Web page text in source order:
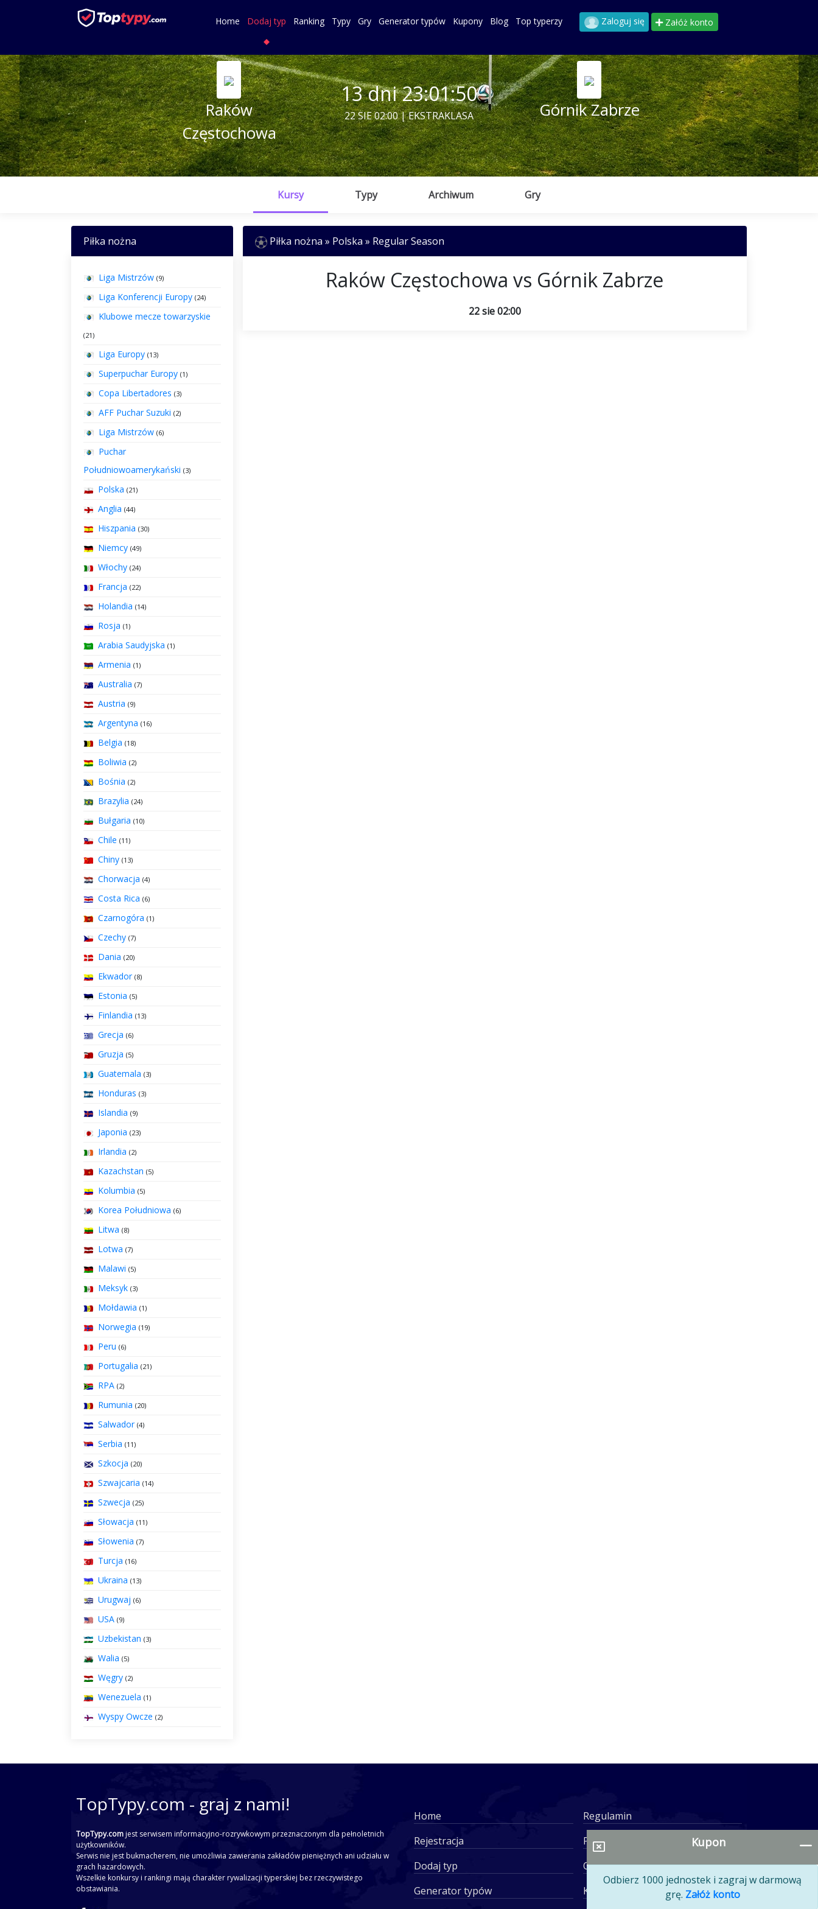
Home Dodaj typ Ranking Typy Gry Generator typów Kupony Blog Top typerzy Zaloguj się Załóż konto
Raków
Częstochowa
13 dni 23:01:49
22 SIE 02:00 | EKSTRAKLASA Górnik Zabrze
Kursy Typy Archiwum Gry
Piłka nożna
Liga Mistrzów (9)
Liga Konferencji Europy (24)
Klubowe mecze towarzyskie
(21)
Liga Europy (13)
Superpuchar Europy (1)
Copa Libertadores (3)
AFF Puchar Suzuki (2)
Liga Mistrzów (6)
Puchar
Południowoamerykański (3)
Polska (21)
Anglia (44)
Hiszpania (30)
Niemcy (49)
Włochy (24)
Francja (22)
Holandia (14)
Rosja (1)
Arabia Saudyjska (1)
Armenia (1)
Australia (7)
Austria (9)
Argentyna (16)
Belgia (18)
Boliwia (2)
Bośnia (2)
Brazylia (24)
Bułgaria (10)
Chile (11)
Chiny (13)
Chorwacja (4)
Costa Rica (6)
Czarnogóra (1)
Czechy (7)
Dania (20)
Ekwador (8)
Estonia (5)
Finlandia (13)
Grecja (6)
Gruzja (5)
Guatemala (3)
Honduras (3)
Islandia (9)
Japonia (23)
Irlandia (2)
Kazachstan (5)
Kolumbia (5)
Korea Południowa (6)
Litwa (8)
Lotwa (7)
Malawi (5)
Meksyk (3)
Mołdawia (1)
Norwegia (19)
Peru (6)
Portugalia (21)
RPA (2)
Rumunia (20)
Salwador (4)
Serbia (11)
Szkocja (20)
Szwajcaria (14)
Szwecja (25)
Słowacja (11)
Słowenia (7)
Turcja (16)
Ukraina (13)
Urugwaj (6)
USA (9)
Uzbekistan (3)
Walia (5)
Węgry (2)
Wenezuela (1)
Wyspy Owcze (2)
Piłka nożna » Polska » Regular Season
Raków Częstochowa vs Górnik Zabrze
22 sie 02:00
Kupon
Odbierz 1000 jednostek i zagraj w darmową
grę. Załóż konto
TopTypy.com - graj z nami!
TopTypy.com jest serwisem informacyjno-rozrywkowym przeznaczonym dla pełnoletnich
użytkowników.
Serwis nie jest bukmacherem, nie umożliwia zawierania zakładów pieniężnych ani udziału w
grach hazardowych.
Wszelkie konkursy i rankingi mają charakter rywalizacji typerskiej bez rzeczywistego
obstawiania.
Home
Rejestracja
Dodaj typ
Generator typów
Regulamin
Polityka prywatności
O serwisie
Kontakt